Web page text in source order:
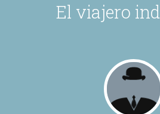
El viajero